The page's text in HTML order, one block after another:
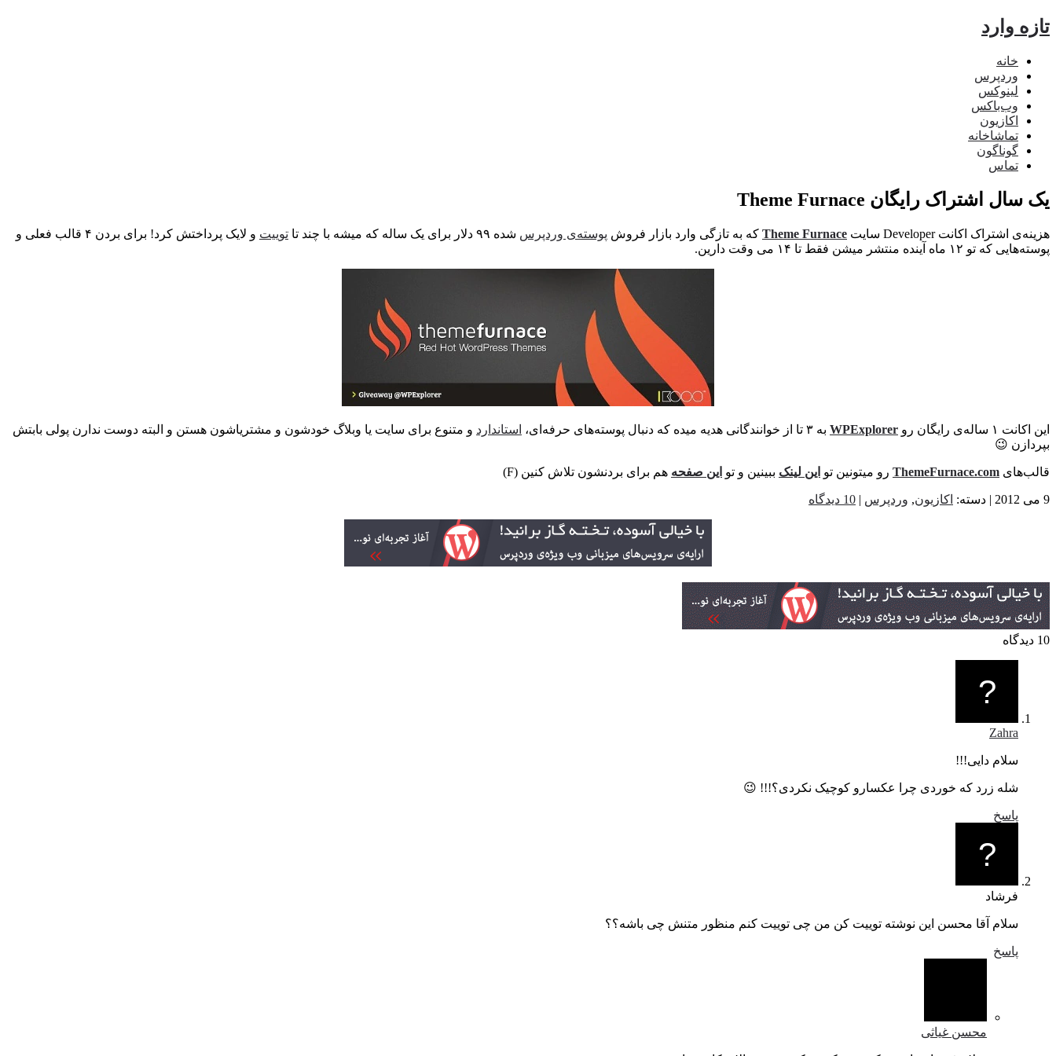
تازه وارد
خانه
وردپرس
لینوکس
وب‌باکس
اکازیون
تماشاخانه
گوناگون
تماس
یک سال اشتراک رایگان Theme Furnace
هزینه‌ی اشتراک اکانت Developer سایت Theme Furnace که به تازگی وارد بازار فروش پوسته‌ی وردپرس شده ۹۹ دلار برای یک ساله که میشه با چند تا توییت
و لایک پرداختش کرد! برای بردن ۴ قالب فعلی و
پوسته‌هایی که تو ۱۲ ماه آینده منتشر میشن فقط تا ۱۴ می وقت دارین.
این اکانت ۱ ساله‌ی رایگان رو WPExplorer به ۳ تا از خوانندگانی هدیه میده که دنبال پوسته‌های حرفه‌ای، استاندارد و متنوع برای سایت یا وبلاگ خودشون و مشتریاشون هستن و البته دوست ندارن پولی بابتش
بپردازن 😉
قالب‌های ThemeFurnace.com رو میتونین تو این لینک ببینین و تو این صفحه هم برای بردنشون تلاش کنین (F)
9 می 2012 | دسته: اکازیون, وردپرس | 10 دیدگاه
10 دیدگاه
Zahra
سلام دایی!!!
شله زرد که خوردی چرا عکسارو کوچیک نکردی؟!!! 😉
پاسخ
فرشاد
سلام آقا محسن این نوشته توییت کن من چی توییت کنم منظور متنش چی باشه؟؟
پاسخ
محسن غیاثی